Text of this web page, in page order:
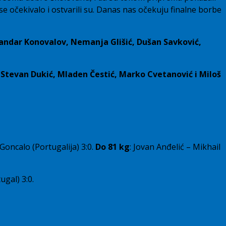
očekivalo i ostvarili su. Danas nas očekuju finalne borbe
Konovalov, Nemanja Glišić, Dušan Savković,
Dukić, Mladen Čestić, Marko Cvetanović i Miloš
(Portugalija) 3:0. Do 81 kg: Jovan Anđelić – Mikhail
3:0.